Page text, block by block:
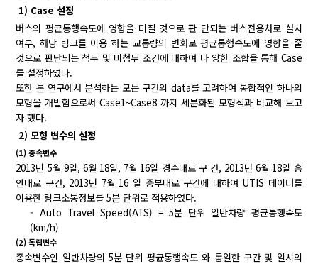
1) Case 설정
버스의 평균통행속도에 영향을 미칠 것으로 판 단되는 버스전용차로 설치
여부, 해당 링크를 이용 하는 교통량의 변화로 평균통행속도에 영향을 줄
것으로 판단되는 첨두 및 비첨두 조건에 대하여 다 양한 조합을 통해 Case
를 설정하였다.
또한 본 연구에서 분석하는 모든 구간의 data를 고려하여 통합적인 하나의
모형을 개발함으로써 Case1~Case8 까지 세분화된 모형식과 비교해 보고
자 했다.
2) 모형 변수의 설정
(1) 종속변수
2013년 5월 9일, 6월 18일, 7월 16일 경수대로 구 간, 2013년 6월 18일 흥
안대로 구간, 2013년 7월 16 일 중부대로 구간에 대하여 UTIS 데이터를
이용한 링크소통정보를 5분 단위로 적용하였다.
- Auto Travel Speed(ATS) = 5분 단위 일반차량 평균통행속도
(km/h)
(2) 독립변수
종속변수인 일반차량의 5분 단위 평균통행속도 와 동일한 구간 및 일시의